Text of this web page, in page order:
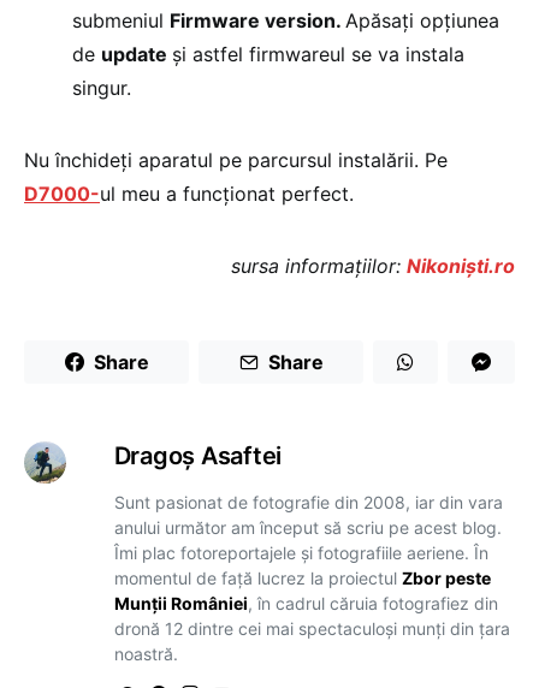
submeniul Firmware version. Apăsaţi opţiunea
de update şi astfel firmwareul se va instala
singur.
Nu închideţi aparatul pe parcursul instalării. Pe
D7000-ul meu a funcţionat perfect.
sursa informaţiilor: Nikonişti.ro
Share Share
Dragoş Asaftei
Sunt pasionat de fotografie din 2008, iar din vara
anului următor am început să scriu pe acest blog.
Îmi plac fotoreportajele și fotografiile aeriene. În
momentul de față lucrez la proiectul Zbor peste
Munții României, în cadrul căruia fotografiez din
dronă 12 dintre cei mai spectaculoși munți din țara
noastră.